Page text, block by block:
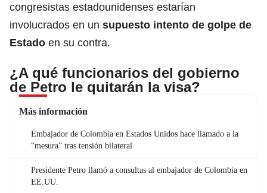
congresistas estadounidenses estarían
involucrados en un supuesto intento de golpe de
Estado en su contra.
¿A qué funcionarios del gobierno
de Petro le quitarán la visa?
Más información
Embajador de Colombia en Estados Unidos hace llamado a la
“mesura” tras tensión bilateral
Presidente Petro llamó a consultas al embajador de Colombia en
EE.UU.